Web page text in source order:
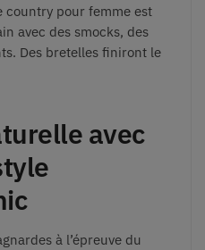
country pour femme est
avec des smocks, des
Des bretelles finiront le
avec
à l’épreuve du